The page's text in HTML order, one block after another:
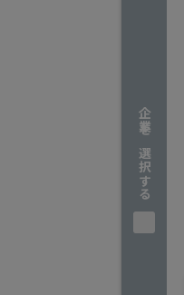
企業を選択する